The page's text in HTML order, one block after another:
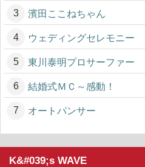
濱田ここねちゃん
ウェディングセレモニー
東川泰明プロサーファー
結婚式ＭＣ～感動！
オートパンサー
K&#039;s WAVE